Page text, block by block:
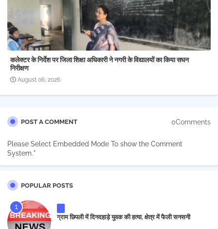
कलेक्टर के निर्देश पर जिला शिक्षा अधिकारी ने नगरी के विद्यालयों का किया सघन
निरीक्षण
August 06, 2026
POST A COMMENT 0Comments
Please Select Embedded Mode To show the Comment
System.*
POPULAR POSTS
ग्राम छिपली में दिनदहाड़े युवक की हत्या, क्षेत्र में फैली सनसनी